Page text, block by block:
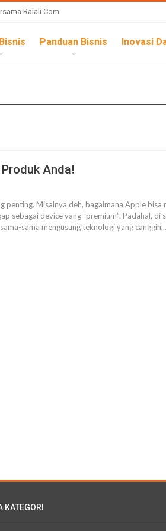
Ralali.com
Panduan Bisnis Inovasi
Anda!
penting. Misalnya deh, bagaimana Apple bisa
sebagai device yang “premium”. Padahal, di
sama mengusung teknologi yang canggih,
KATEGORI